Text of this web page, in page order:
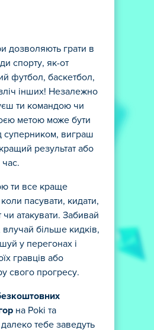
дозволяють грати в
спорту, як-от
футбол, баскетбол,
інших! Незалежно
ти командою чи
метою може бути
суперником, виграш
результат або
ти все краще
пасувати, кидати,
чи атакувати. Забивай
влучай більше кидків,
у перегонах і
гравців або
свого прогресу.
на Poki та
тебе заведуть